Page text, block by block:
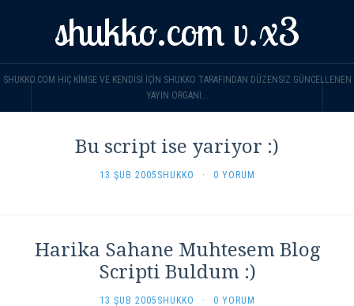
shukko.com v.x3
SHUKKO.COM HIÇ KIMSE VE KENDISI IÇIN SHUKKO TARAFINDAN DÜZENSIZ GÜNCELLENEN
YAYIN ORGANI...
Bu script ise yariyor :)
13 ŞUB 2005 SHUKKO · 0 YORUM
Harika Sahane Muhtesem Blog
Scripti Buldum :)
13 ŞUB 2005 SHUKKO · 0 YORUM